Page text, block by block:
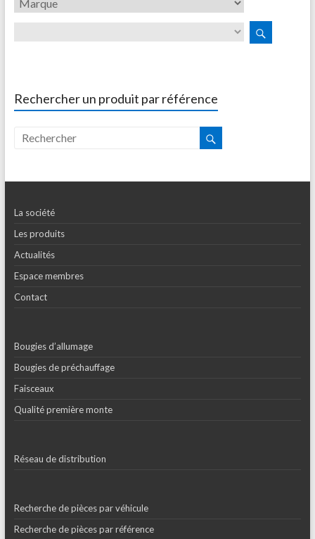
Rechercher un produit par référence
La société
Les produits
Actualités
Espace membres
Contact
Bougies d’allumage
Bougies de préchauffage
Faisceaux
Qualité première monte
Réseau de distribution
Recherche de pièces par véhicule
Recherche de pièces par référence